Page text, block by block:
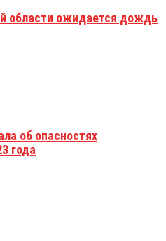
области ожидается дождь
об опасностях
года